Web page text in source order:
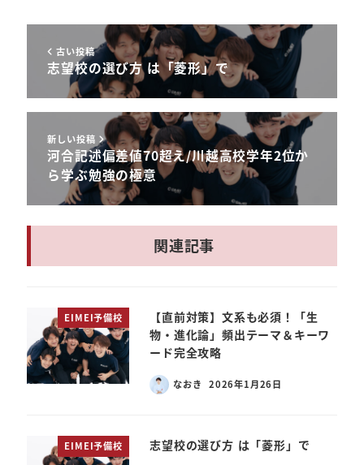
古い投稿
志望校の選び方 は「菱形」で
新しい投稿
河合記述偏差値70超え/川越高校学年2位か
ら学ぶ勉強の極意
関連記事
EIMEI予備校
【直前対策】文系も必須！「生
物・進化論」頻出テーマ＆キーワ
ード完全攻略
なおき 2026年1月26日
EIMEI予備校 志望校の選び方 は「菱形」で